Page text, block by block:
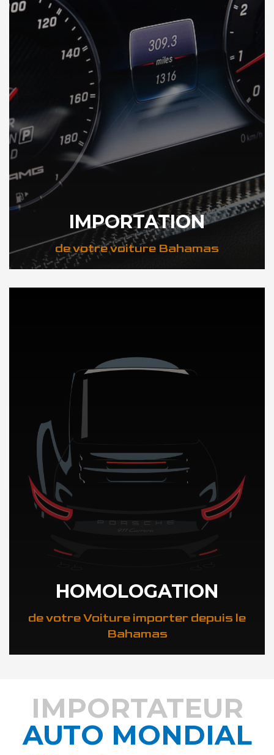
IMPORTATION
de votre voiture Bahamas
DÉCOUVREZ NOTRE IMPORTATION AUTO au Bahamas
HOMOLOGATION
de votre Voiture importer depuis le
Bahamas
DÉCOUVREZ COMMENT
IMPORTATEUR
AUTO MONDIAL